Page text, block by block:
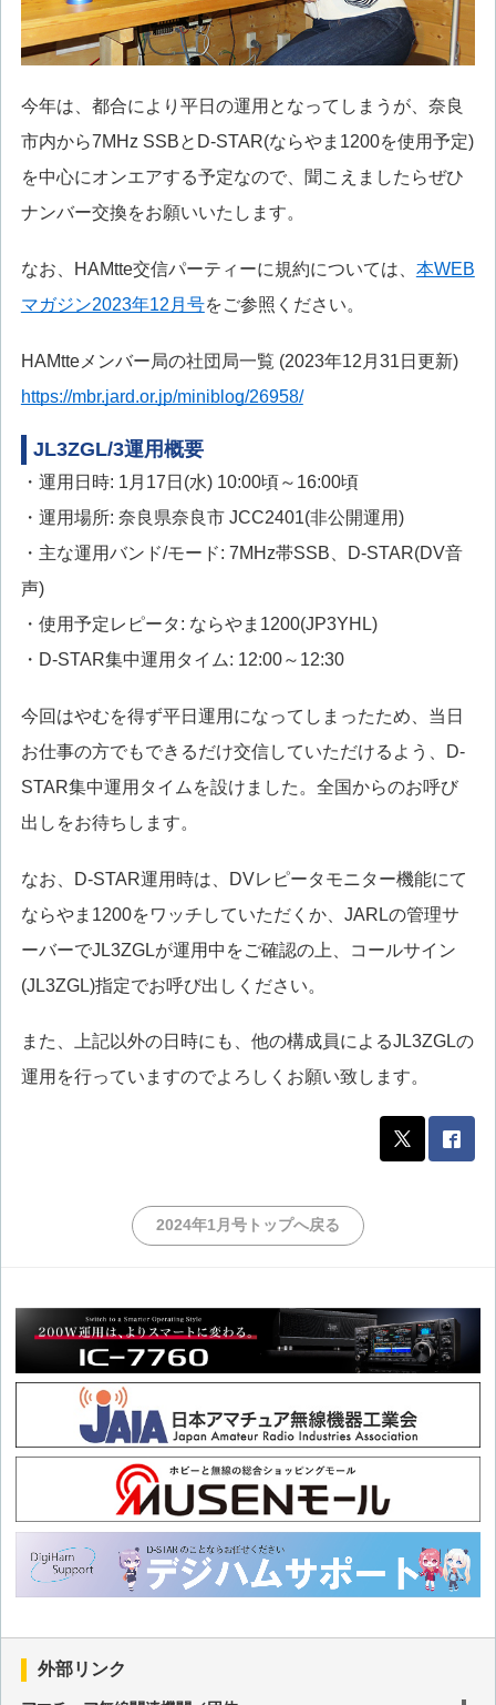
今年は、都合により平日の運用となってしまうが、奈良
市内から7MHz SSBとD-STAR(ならやま1200を使用予定)
を中心にオンエアする予定なので、聞こえましたらぜひ
ナンバー交換をお願いいたします。
なお、HAMtte交信パーティーに規約については、 本WEB
マガジン2023年12月号をご参照ください。
HAMtteメンバー局の社団局一覧 (2023年12月31日更新)
https://mbr.jard.or.jp/miniblog/26958/
JL3ZGL/3運用概要
・運用日時: 1月17日(水) 10:00頃～16:00頃
・運用場所: 奈良県奈良市 JCC2401(非公開運用)
・主な運用バンド/モード: 7MHz帯SSB、D-STAR(DV音
声)
・使用予定レピータ: ならやま1200(JP3YHL)
・D-STAR集中運用タイム: 12:00～12:30
今回はやむを得ず平日運用になってしまったため、当日
お仕事の方でもできるだけ交信していただけるよう、D-
STAR集中運用タイムを設けました。全国からのお呼び
出しをお待ちします。
なお、D-STAR運用時は、DVレピータモニター機能にて
ならやま1200をワッチしていただくか、JARLの管理サ
ーバーでJL3ZGLが運用中をご確認の上、コールサイン
(JL3ZGL)指定でお呼び出しください。
また、上記以外の日時にも、他の構成員によるJL3ZGLの
運用を行っていますのでよろしくお願い致します。
2024年1月号トップへ戻る
外部リンク